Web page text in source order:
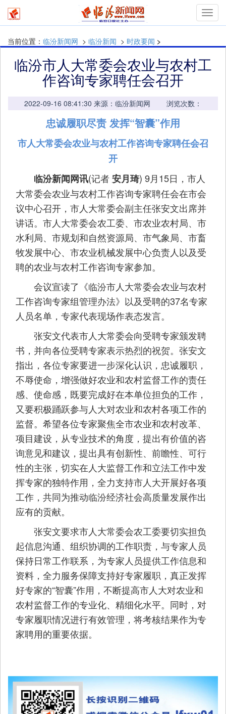
当前位置： 临汾新闻网 > 临汾新闻 > 时政要闻 >
临汾市人大常委会农业与农村工
作咨询专家聘任会召开
2022-09-16 08:41:30 来源：临汾新闻网 浏览次数：
忠诚履职尽责 发挥“智囊”作用
市人大常委会农业与农村工作咨询专家聘任会召
开
临汾新闻网讯(记者安月琦) 9月15日，市人
大常委会农业与农村工作咨询专家聘任会在市会
议中心召开，市人大常委会副主任张安文出席并
讲话。市人大常委会农工委、市农业农村局、市
水利局、市规划和自然资源局、市气象局、市畜
牧发展中心、市农业机械发展中心负责人以及受
聘的农业与农村工作咨询专家参加。
会议宣读了《临汾市人大常委会农业与农村
工作咨询专家组管理办法》以及受聘的37名专家
人员名单，专家代表现场作表态发言。
张安文代表市人大常委会向受聘专家颁发聘
书，并向各位受聘专家表示热烈的祝贺。张安文
指出，各位专家要进一步深化认识，忠诚履职，
不辱使命，增强做好农业和农村监督工作的责任
感、使命感，既要完成好在本单位担负的工作，
又要积极踊跃参与人大对农业和农村各项工作的
监督。希望各位专家聚焦全市农业和农村改革、
项目建设，从专业技术的角度，提出有价值的咨
询意见和建议，提出具有创新性、前瞻性、可行
性的主张，切实在人大监督工作和立法工作中发
挥专家的独特作用，全力支持市人大开展好各项
工作，共同为推动临汾经济社会高质量发展作出
应有的贡献。
张安文要求市人大常委会农工委要切实担负
起信息沟通、组织协调的工作职责，与专家人员
保持日常工作联系，为专家人员提供工作信息和
资料，全力服务保障支持好专家履职，真正发挥
好专家的“智囊”作用，不断提高市人大对农业和
农村监督工作的专业化、精细化水平。同时，对
专家履职情况进行有效管理，将考核结果作为专
家聘用的重要依据。